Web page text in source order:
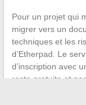
Pour un projet qui
migrer vers un
techniques et les
d’Etherpad. Le
d’inscription avec
reste gratuite et